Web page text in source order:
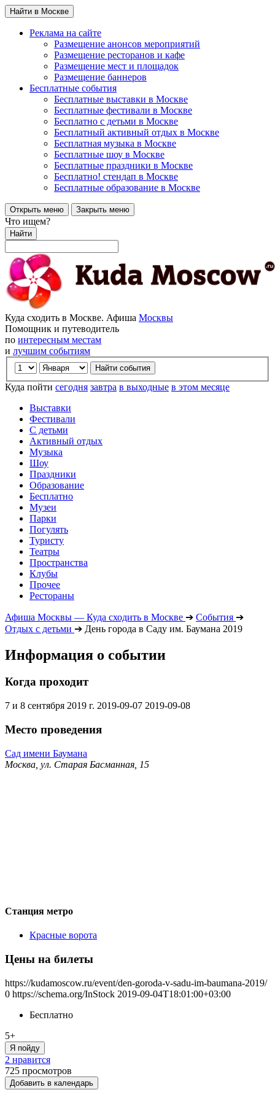
Найти в Москве
Реклама на сайте
Размещение анонсов мероприятий
Размещение ресторанов и кафе
Размещение мест и площадок
Размещение баннеров
Бесплатные события
Бесплатные выставки в Москве
Бесплатные фестивали в Москве
Бесплатно с детьми в Москве
Бесплатный активный отдых в Москве
Бесплатная музыка в Москве
Бесплатные шоу в Москве
Бесплатные праздники в Москве
Бесплатно! стендап в Москве
Бесплатные образование в Москве
Открыть меню Закрыть меню
Что ищем?
Найти
Куда сходить в Москве. Афиша Москвы
Помощник и путеводитель
по интересным местам
и лучшим событиям
Куда пойти сегодня завтра в выходные в этом месяце
Выставки
Фестивали
С детьми
Активный отдых
Музыка
Шоу
Праздники
Образование
Бесплатно
Музеи
Парки
Погулять
Туристу
Театры
Пространства
Клубы
Прочее
Рестораны
Афиша Москвы — Куда сходить в Москве ➔ События ➔
Отдых с детьми ➔ День города в Саду им. Баумана 2019
Информация о событии
Когда проходит
7 и 8 сентября 2019 г. 2019-09-07 2019-09-08
Место проведения
Сад имени Баумана
Москва, ул. Старая Басманная, 15
Станция метро
Красные ворота
Цены на билеты
https://kudamoscow.ru/event/den-goroda-v-sadu-im-baumana-2019/
0 https://schema.org/InStock 2019-09-04T18:01:00+03:00
Бесплатно
5+
Я пойду
2 нравится
725 просмотров
Добавить в календарь